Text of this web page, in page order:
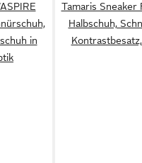
in
Tamaris Sneaker
Halbschuh,